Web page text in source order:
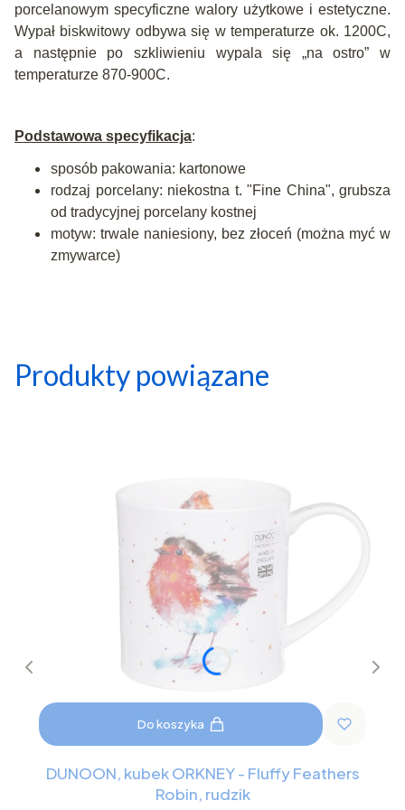
porcelanowym specyficzne walory użytkowe i estetyczne.
Wypał biskwitowy odbywa się w temperaturze ok. 1200C,
a następnie po szkliwieniu wypala się „na ostro” w
temperaturze 870-900C.
Podstawowa specyfikacja:
sposób pakowania: kartonowe
rodzaj porcelany: niekostna t. "Fine China", grubsza
od tradycyjnej porcelany kostnej
motyw: trwale naniesiony, bez złoceń (można myć w
zmywarce)
Produkty powiązane
Do koszyka
DUNOON, kubek ORKNEY - Fluffy Feathers
Robin, rudzik